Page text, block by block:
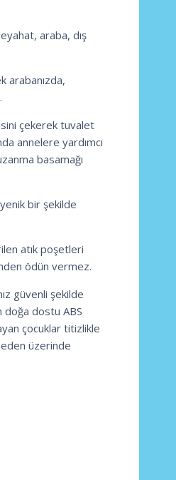
araba, dış
arabanızda,
çekerek tuvalet
annelere yardımcı
basamağı
bir şekilde
atık poşetleri
ödün vermez.
güvenli şekilde
doğa dostu ABS
çocuklar titizlikle
üzerinde